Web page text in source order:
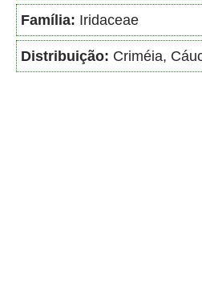
Família: Iridaceae
Distribuição: Criméia,